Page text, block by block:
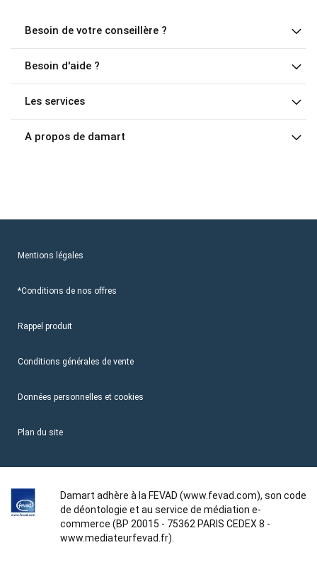
Besoin de votre conseillère ?
Besoin d'aide ?
Les services
A propos de damart
Mentions légales
*Conditions de nos offres
Rappel produit
Conditions générales de vente
Données personnelles et cookies
Plan du site
Damart adhère à la FEVAD (www.fevad.com), son code
de déontologie et au service de médiation e-
commerce (BP 20015 - 75362 PARIS CEDEX 8 -
www.mediateurfevad.fr).